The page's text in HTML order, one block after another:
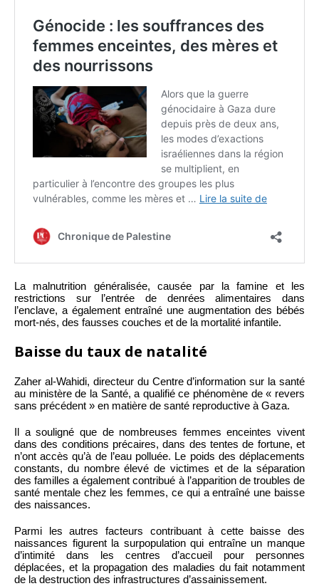
La malnutrition généralisée, causée par la famine et les
restrictions sur l’entrée de denrées alimentaires dans
l’enclave, a également entraîné une augmentation des bébés
mort-nés, des fausses couches et de la mortalité infantile.
Baisse du taux de natalité
Zaher al-Wahidi, directeur du Centre d’information sur la santé
au ministère de la Santé, a qualifié ce phénomène de « revers
sans précédent » en matière de santé reproductive à Gaza.
Il a souligné que de nombreuses femmes enceintes vivent
dans des conditions précaires, dans des tentes de fortune, et
n’ont accès qu’à de l’eau polluée. Le poids des déplacements
constants, du nombre élevé de victimes et de la séparation
des familles a également contribué à l’apparition de troubles de
santé mentale chez les femmes, ce qui a entraîné une baisse
des naissances.
Parmi les autres facteurs contribuant à cette baisse des
naissances figurent la surpopulation qui entraîne un manque
d’intimité dans les centres d’accueil pour personnes
déplacées, et la propagation des maladies du fait notamment
de la destruction des infrastructures d’assainissement.